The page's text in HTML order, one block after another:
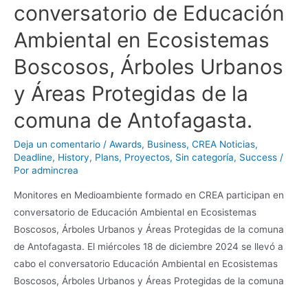
conversatorio de Educación
Ambiental en Ecosistemas
Boscosos, Árboles Urbanos
y Áreas Protegidas de la
comuna de Antofagasta.
Deja un comentario / Awards, Business, CREA Noticias,
Deadline, History, Plans, Proyectos, Sin categoría, Success /
Por admincrea
Monitores en Medioambiente formado en CREA participan en
conversatorio de Educación Ambiental en Ecosistemas
Boscosos, Árboles Urbanos y Áreas Protegidas de la comuna
de Antofagasta. El miércoles 18 de diciembre 2024 se llevó a
cabo el conversatorio Educación Ambiental en Ecosistemas
Boscosos, Árboles Urbanos y Áreas Protegidas de la comuna